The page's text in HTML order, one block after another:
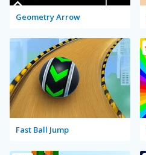
Geometry Arrow
Fast Ball Jump